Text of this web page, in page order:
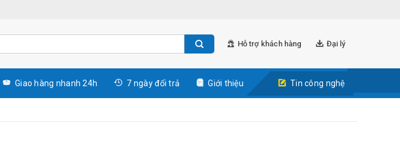
Hỗ trợ khách hàng Đại lý
Giao hàng nhanh 24h 7 ngày đổi trả Giới thiệu Tin công nghệ